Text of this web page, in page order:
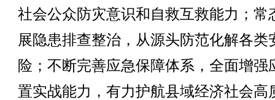
社会公众防灾意识和自救互救能力；常
展隐患排查整治，从源头防范化解各类
险；不断完善应急保障体系，全面增强
置实战能力，有力护航县域经济社会高